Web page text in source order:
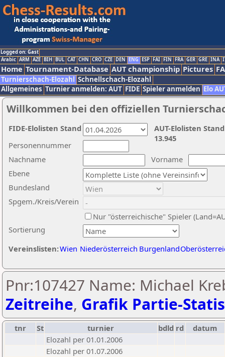
Logged on: Gast
Arabic ARM AZE BIH BUL CAT CHN CRO CZE DEN ENG ESP FAI FIN FRA GER GRE INA
Home Tournament-Database AUT championship Pictures
Turnierschach-Elozahl Schnellschach-Elozahl
Allgemeines Turnier anmelden: AUT FIDE Spieler anmelden Elo
Willkommen bei den offiziellen
Nachname
Vorname
Ebene
Sortierung
Personennummer
Bundesland
Spgem./Kreis/Verein
Nur "österreichische" Spieler
Vereinslisten:Wien Niederösterreich Burgenland
AUT-Elolisten
13.945
FIDE-Elolisten Stand
Pnr:107427 Name: Michael
Zeitreihe, Grafik Partie-
tnr St turnier bdld rd
datum
Elozahl per 01.01.2006
Elozahl per 01.07.2006